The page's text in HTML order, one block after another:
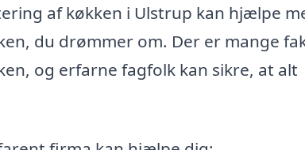
af køkken i Ulstrup kan hjælpe
du drømmer om. Der er mange
og erfarne fagfolk kan sikre, at alt